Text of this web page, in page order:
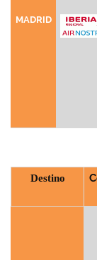
MADRID
Destino